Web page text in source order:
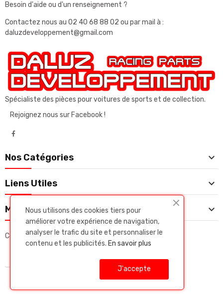
Besoin d'aide ou d'un renseignement ?
Contactez nous au 02 40 68 88 02 ou par mail à :
daluzdeveloppement@gmail.com
Spécialiste des pièces pour voitures de sports et de collection.
Rejoignez nous sur Facebook !
Nos Catégories 
Liens Utiles 
Mon Compte 
Copyright © Daluz developpeent. Tous droits réservés.
Nous utilisons des cookies tiers pour
améliorer votre expérience de navigation,
analyser le trafic du site et personnaliser le
contenu et les publicités. En savoir plus
J'accepte